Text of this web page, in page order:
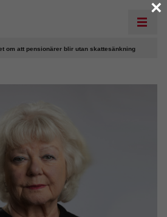
om att pensionärer blir utan skattesänkning
×